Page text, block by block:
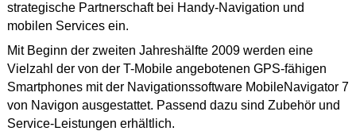
strategische Partnerschaft bei Handy-Navigation und
mobilen Services ein.
Mit Beginn der zweiten Jahreshälfte 2009 werden eine
Vielzahl der von der T-Mobile angebotenen GPS-fähigen
Smartphones mit der Navigationssoftware MobileNavigator 7
von Navigon ausgestattet. Passend dazu sind Zubehör und
Service-Leistungen erhältlich.